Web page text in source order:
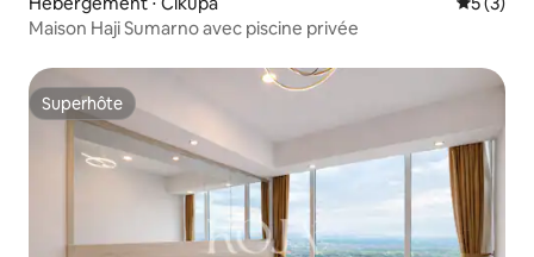
Maison Haji Sumarno avec piscine privée
Superhôte
Superhôte